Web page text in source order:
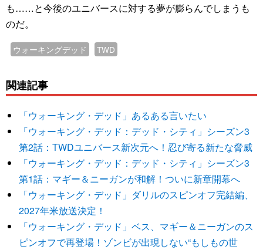
も……と今後のユニバースに対する夢が膨らんでしまうも
のだ。
ウォーキングデッド TWD
関連記事
「ウォーキング・デッド」あるある言いたい
「ウォーキング・デッド：デッド・シティ」シーズン3
第2話：TWDユニバース新次元へ！忍び寄る新たな脅威
「ウォーキング・デッド：デッド・シティ」シーズン3
第1話：マギー＆ニーガンが和解！ついに新章開幕へ
「ウォーキング・デッド」ダリルのスピンオフ完結編、
2027年米放送決定！
「ウォーキング・デッド」ベス、マギー＆ニーガンのス
ピンオフで再登場！ゾンビが出現しない“もしもの世